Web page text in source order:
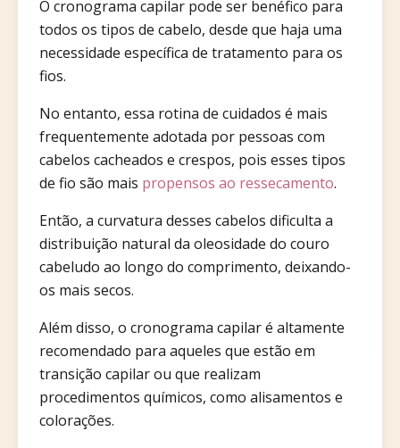
O cronograma capilar pode ser benéfico para
todos os tipos de cabelo, desde que haja uma
necessidade específica de tratamento para os
fios.
No entanto, essa rotina de cuidados é mais
frequentemente adotada por pessoas com
cabelos cacheados e crespos, pois esses tipos
de fio são mais propensos ao ressecamento.
Então, a curvatura desses cabelos dificulta a
distribuição natural da oleosidade do couro
cabeludo ao longo do comprimento, deixando-
os mais secos.
Além disso, o cronograma capilar é altamente
recomendado para aqueles que estão em
transição capilar ou que realizam
procedimentos químicos, como alisamentos e
colorações.